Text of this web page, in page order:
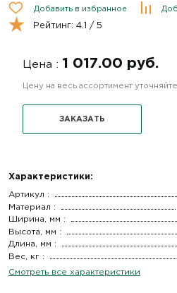
Добавить в избранное
Рейтинг: 4.1 / 5
Цена : 1 017.00 руб.
Цену на весь ассортимент
ЗАКАЗАТЬ
Характеристики:
Артикул :
Материал :
Ширина, мм :
Высота, мм :
Длина, мм :
Вес, кг :
Смотреть все характеристики